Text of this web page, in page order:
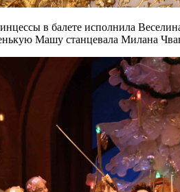
в балете исполнила
Машу станцевала Милана